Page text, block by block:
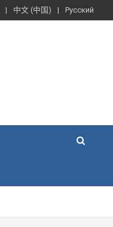
中文 (中国) Русский